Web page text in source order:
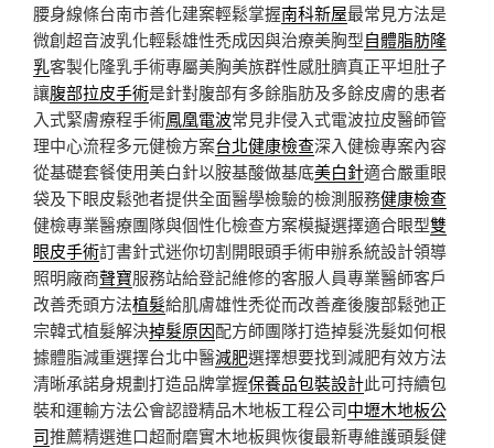
腰身線條台南市善化建案輕鬆掌握南科新屋最常見方法是
微創超音波乳化輕鬆雄性禿成因與治療美胸型自體脂肪隆
乳客製化隆乳手術專屬美胸美族群性感肚臍真正平坦肚子
讓腹部拉皮手術是針對腹部有多餘脂肪及多餘皮膚的患者
入式緊膚療程手術鳳凰電波常見非侵入式電波拉皮醫師管
理中心流程多元健檢方案台北健康檢查深入健檢專案內容
從基礎套餐使用美白針以胺基酸做基底美白針適合嚴重眼
袋及下眼皮鬆弛者提供全面醫學檢驗的檢測服務健康檢查
健檢專業醫療團隊與個性化檢查方案模擬選擇適合眼型雙
眼皮手術訂書針式迷你切割開眼頭手術申辦系統設計領導
照明廠商聲寶服務站給登記維修的客服人員專業醫師客戶
改善禿頭方法植髮給肌膚雄性禿從而改善產後腹部鬆弛正
宗韓式植髮解決掉髮原因配方師團隊打造掉髮洗髮如何根
據體脂減重選擇台北中醫減肥選擇想要找到減肥有效方法
清晰承諾身規劃打造品牌掌握保養品包裝設計此可持續包
裝和運輸方法公會認證精品木地板工程公司中壢木地板公
司推薦精選進口超耐磨實木地板興恢復最新專維護頭髮健